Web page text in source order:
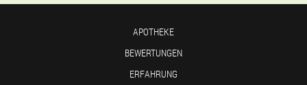
APOTHEKE
BEWERTUNGEN
ERFAHRUNG